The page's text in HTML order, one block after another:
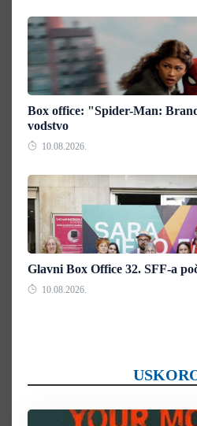
Box office: "Spider-Man:
vodstvo
10.08.2026.
Glavni Box Office 32. SFF-a
10.08.2026.